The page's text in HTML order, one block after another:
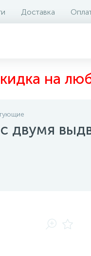
Доставка
на
двумя
на складе